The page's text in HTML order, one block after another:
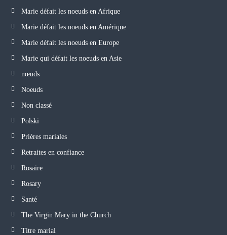
Marie défait les noeuds en Afrique
Marie défait les noeuds en Amérique
Marie défait les noeuds en Europe
Marie qui défait les noeuds en Asie
nœuds
Noeuds
Non classé
Polski
Prières mariales
Retraites en confiance
Rosaire
Rosary
Santé
The Virgin Mary in the Church
Titre marial